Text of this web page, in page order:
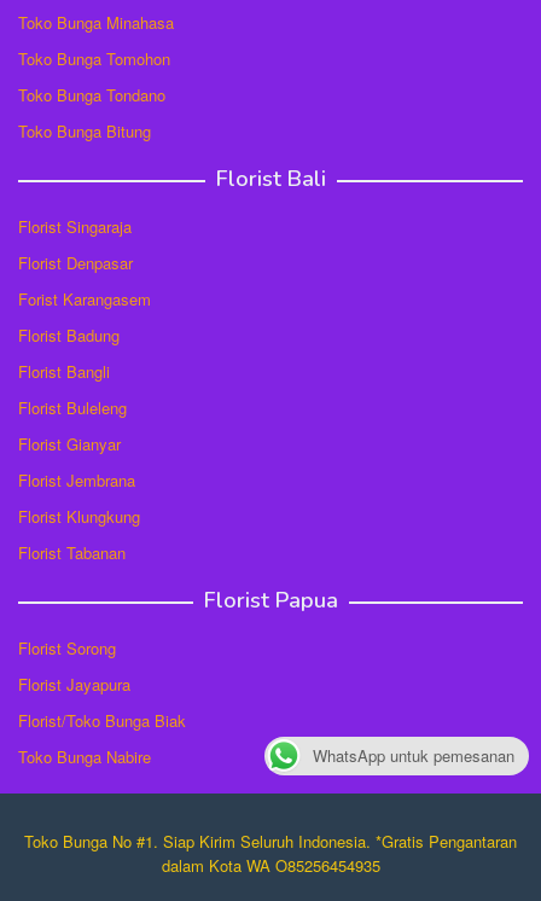
Toko Bunga Minahasa
Toko Bunga Tomohon
Toko Bunga Tondano
Toko Bunga Bitung
Florist Bali
Florist Singaraja
Florist Denpasar
Forist Karangasem
Florist Badung
Florist Bangli
Florist Buleleng
Florist Gianyar
Florist Jembrana
Florist Klungkung
Florist Tabanan
Florist Papua
Florist Sorong
Florist Jayapura
Florist/Toko Bunga Biak
Toko Bunga Nabire
Toko Bunga No #1. Siap Kirim Seluruh Indonesia. *Gratis Pengantaran
dalam Kota WA O85256454935
WhatsApp untuk pemesanan